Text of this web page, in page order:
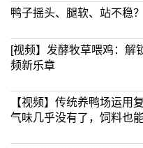
鸭子摇头、腿软、站不稳
[视频】发酵牧草喂鸡：解
频新乐章
【视频】传统养鸭场运用
气味几乎没有了，饲料也